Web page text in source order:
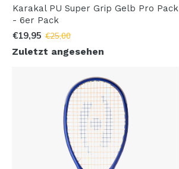
Karakal PU Super Grip Gelb Pro Pack
- 6er Pack
€19,95 €25,00
Zuletzt angesehen